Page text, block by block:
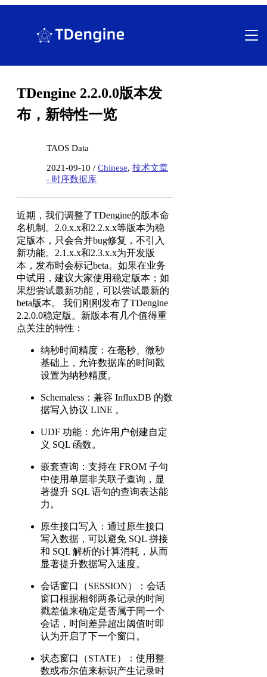
TDengine 2.2.0.0版本发
布，新特性一览
TAOS Data
2021-09-10 / Chinese, 技术文章
- 时序数据库
近期，我们调整了TDengine的版本命
名机制。2.0.x.x和2.2.x.x等版本为稳
定版本，只会合并bug修复，不引入
新功能。2.1.x.x和2.3.x.x为开发版
本，发布时会标记beta。如果在业务
中试用，建议大家使用稳定版本；如
果想尝试最新功能，可以尝试最新的
beta版本。 我们刚刚发布了TDengine
2.2.0.0稳定版。新版本有几个值得重
点关注的特性：
纳秒时间精度：在毫秒、微秒
基础上，允许数据库的时间戳
设置为纳秒精度。
Schemaless：兼容 InfluxDB 的数
据写入协议 LINE 。
UDF 功能：允许用户创建自定
义 SQL 函数。
嵌套查询：支持在 FROM 子句
中使用单层非关联子查询，显
著提升 SQL 语句的查询表达能
力。
原生接口写入：通过原生接口
写入数据，可以避免 SQL 拼接
和 SQL 解析的计算消耗，从而
显著提升数据写入速度。
会话窗口（SESSION）：会话
窗口根据相邻两条记录的时间
戳差值来确定是否属于同一个
会话，时间差异超出阈值时即
认为开启了下一个窗口。
状态窗口（STATE）：使用整
数或布尔值来标识产生记录时